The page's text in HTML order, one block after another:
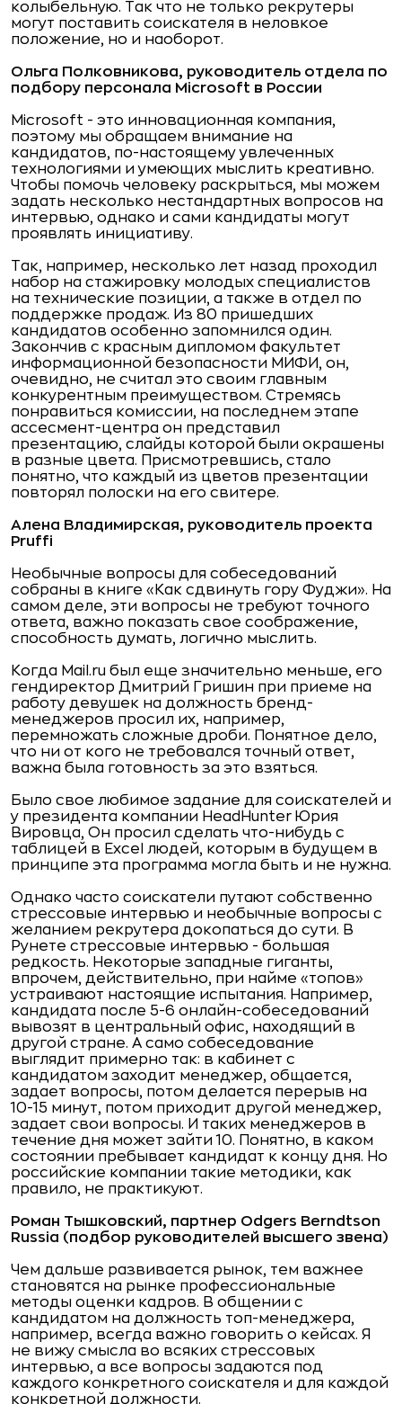
колыбельную. Так что не только рекрутеры
могут поставить соискателя в неловкое
положение, но и наоборот.
Ольга Полковникова, руководитель отдела по
подбору персонала Microsoft в России
Microsoft - это инновационная компания,
поэтому мы обращаем внимание на
кандидатов, по-настоящему увлеченных
технологиями и умеющих мыслить креативно.
Чтобы помочь человеку раскрыться, мы можем
задать несколько нестандартных вопросов на
интервью, однако и сами кандидаты могут
проявлять инициативу.
Так, например, несколько лет назад проходил
набор на стажировку молодых специалистов
на технические позиции, а также в отдел по
поддержке продаж. Из 80 пришедших
кандидатов особенно запомнился один.
Закончив с красным дипломом факультет
информационной безопасности МИФИ, он,
очевидно, не считал это своим главным
конкурентным преимуществом. Стремясь
понравиться комиссии, на последнем этапе
ассесмент-центра он представил
презентацию, слайды которой были окрашены
в разные цвета. Присмотревшись, стало
понятно, что каждый из цветов презентации
повторял полоски на его свитере.
Алена Владимирская, руководитель проекта
Pruffi
Необычные вопросы для собеседований
собраны в книге «Как сдвинуть гору Фуджи». На
самом деле, эти вопросы не требуют точного
ответа, важно показать свое соображение,
способность думать, логично мыслить.
Когда Mail.ru был еще значительно меньше, его
гендиректор Дмитрий Гришин при приеме на
работу девушек на должность бренд-
менеджеров просил их, например,
перемножать сложные дроби. Понятное дело,
что ни от кого не требовался точный ответ,
важна была готовность за это взяться.
Было свое любимое задание для соискателей и
у президента компании HeadHunter Юрия
Вировца, Он просил сделать что-нибудь с
таблицей в Excel людей, которым в будущем в
принципе эта программа могла быть и не нужна.
Однако часто соискатели путают собственно
стрессовые интервью и необычные вопросы с
желанием рекрутера докопаться до сути. В
Рунете стрессовые интервью - большая
редкость. Некоторые западные гиганты,
впрочем, действительно, при найме «топов»
устраивают настоящие испытания. Например,
кандидата после 5-6 онлайн-собеседований
вывозят в центральный офис, находящий в
другой стране. А само собеседование
выглядит примерно так: в кабинет с
кандидатом заходит менеджер, общается,
задает вопросы, потом делается перерыв на
10-15 минут, потом приходит другой менеджер,
задает свои вопросы. И таких менеджеров в
течение дня может зайти 10. Понятно, в каком
состоянии пребывает кандидат к концу дня. Но
российские компании такие методики, как
правило, не практикуют.
Роман Тышковский, партнер Odgers Berndtson
Russia (подбор руководителей высшего звена)
Чем дальше развивается рынок, тем важнее
становятся на рынке профессиональные
методы оценки кадров. В общении с
кандидатом на должность топ-менеджера,
например, всегда важно говорить о кейсах. Я
не вижу смысла во всяких стрессовых
интервью, а все вопросы задаются под
каждого конкретного соискателя и для каждой
конкретной должности.